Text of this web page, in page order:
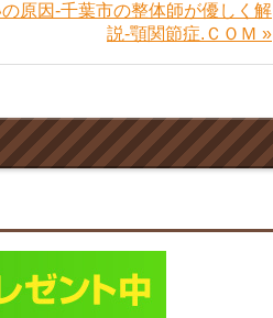
原因-千葉市の整体師が優しく解
説-顎関節症.ＣＯＭ »